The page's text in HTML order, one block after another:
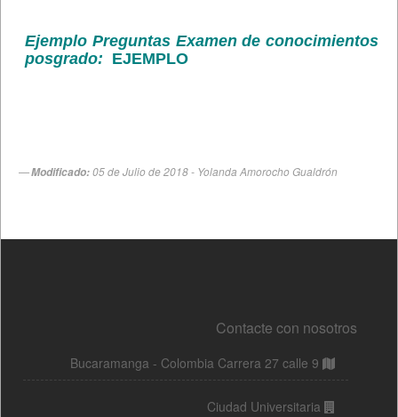
Contacte con nosotros
Bucaramanga - Colombia Carrera 27 calle 9
Ciudad Universitaria